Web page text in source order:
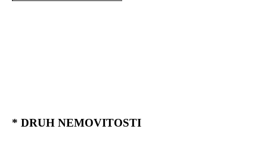
* DRUH NEMOVITOSTI